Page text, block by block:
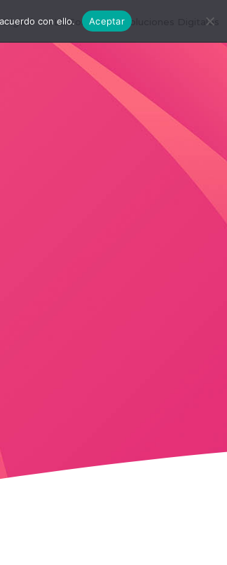
#LDConecta Soluciones Digitales
con ello. Aceptar